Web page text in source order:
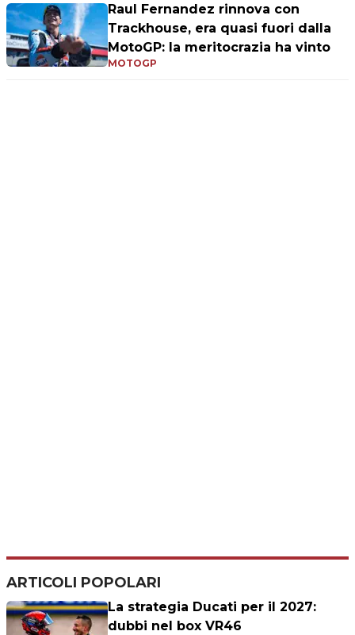
Raul Fernandez rinnova con
Trackhouse, era quasi fuori dalla
MotoGP: la meritocrazia ha vinto
MOTOGP
ARTICOLI POPOLARI
La strategia Ducati per il 2027:
dubbi nel box VR46